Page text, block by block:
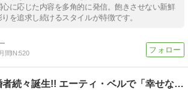
に応じた内容を多角的に発信。飽きさせない新鮮
を追求し続けるスタイルが特徴です。
月間IN:520
成婚者続々誕生!! エーティ・ベルで「幸せな結婚」へ